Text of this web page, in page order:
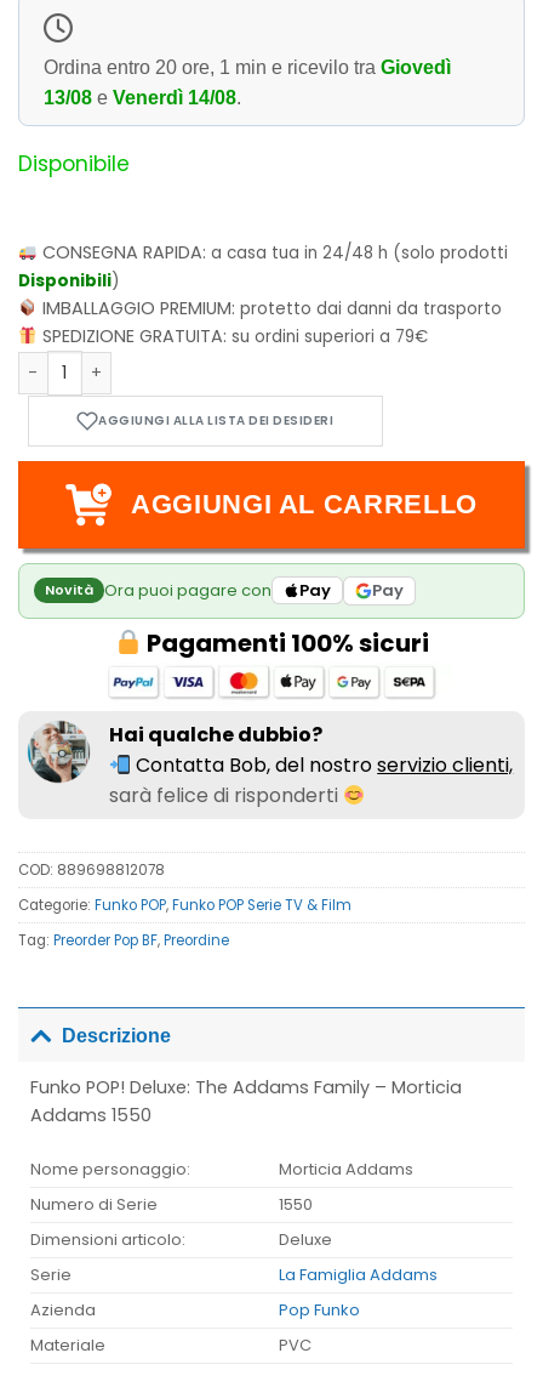
Ordina entro 20 ore, 1 min e ricevilo tra Giovedì
13/08 e Venerdì 14/08.
Disponibile
CONSEGNA RAPIDA:a casa tua in 24/48 h (solo prodotti
Disponibili)
IMBALLAGGIO PREMIUM:protetto dai danni da trasporto
SPEDIZIONE GRATUITA:su ordini superiori a 79€
Funko POP! Deluxe: The Addams Family - Morticia Addams
AGGIUNGI AL CARRELLO
Novità Ora puoi pagare con Pay Pay
Pagamenti 100% sicuri
Hai qualche dubbio?
Contatta Bob, del nostroservizio clienti,
sarà felice di risponderti
COD: 889698812078
Categorie: Funko POP,Funko POP Serie TV & Film
Tag: Preorder Pop BF,Preordine
Descrizione
Funko POP! Deluxe: The Addams Family – Morticia
Addams 1550
Nome personaggio:
Morticia Addams
Numero di Serie
1550
Dimensioni articolo:
Deluxe
Serie
La Famiglia Addams
Azienda
Pop Funko
Materiale
PVC